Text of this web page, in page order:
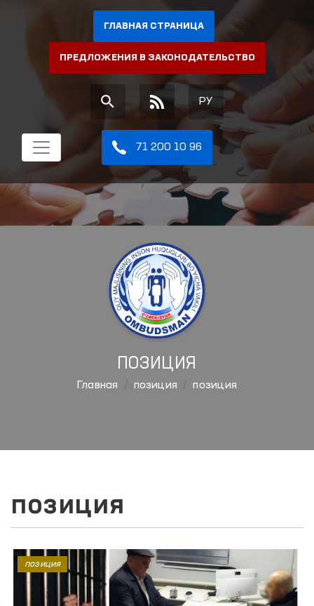
ГЛАВНАЯ СТРАНИЦА
ПРЕДЛОЖЕНИЯ В ЗАКОНОДАТЕЛЬСТВО
РУ
71 200 10 96
ПОЗИЦИЯ
Главная позиция позиция
позиция
позиция